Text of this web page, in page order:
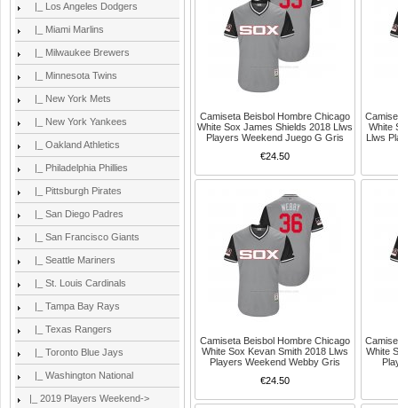
|_ Los Angeles Dodgers
|_ Miami Marlins
|_ Milwaukee Brewers
|_ Minnesota Twins
|_ New York Mets
|_ New York Yankees
|_ Oakland Athletics
|_ Philadelphia Phillies
|_ Pittsburgh Pirates
|_ San Diego Padres
|_ San Francisco Giants
|_ Seattle Mariners
|_ St. Louis Cardinals
|_ Tampa Bay Rays
|_ Texas Rangers
|_ Toronto Blue Jays
|_ Washington National
|_ 2019 Players Weekend->
Camiseta Beisbol Hombre Chicago
White Sox James Shields 2018 Llws
Players Weekend Juego G Gris
€24.50
White
Llws
Camiseta Beisbol Hombre Chicago
White Sox Kevan Smith 2018 Llws
Players Weekend Webby Gris
€24.50
White